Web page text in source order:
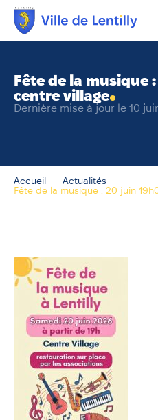
Fête de la musique
centre village
Dernière mise à jour le 10
Accueil
Actualités
Fête de la musique : 20 juin
Votre
Vivre à
Social &